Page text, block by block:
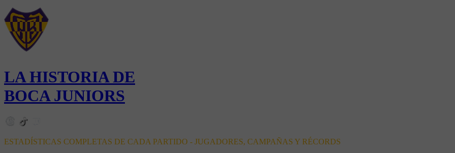
LA HISTORIA DE
BOCA JUNIORS
ESTADÍSTICAS COMPLETAS DE CADA PARTIDO - JUGADORES, CAMPAÑAS Y RÉCORDS